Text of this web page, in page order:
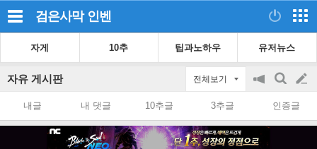
검은사막 인벤
자게 10추 팁과노하우 유저뉴스
자유 게시판 전체보기
공
on/off
검
색
글
쓰
내글 내 댓글 10추글 3추글 인증글